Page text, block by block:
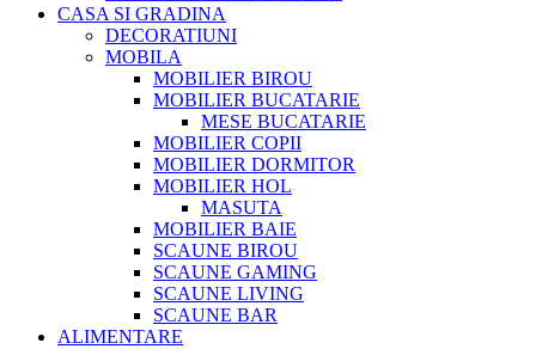
CASA SI GRADINA
DECORATIUNI
MOBILA
MOBILIER BIROU
MOBILIER BUCATARIE
MESE BUCATARIE
MOBILIER COPII
MOBILIER DORMITOR
MOBILIER HOL
MASUTA
MOBILIER BAIE
SCAUNE BIROU
SCAUNE GAMING
SCAUNE LIVING
SCAUNE BAR
ALIMENTARE